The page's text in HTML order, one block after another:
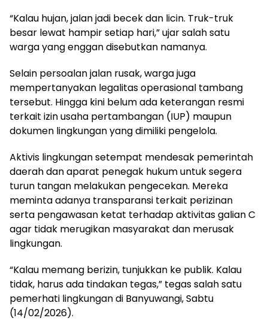
“Kalau hujan, jalan jadi becek dan licin. Truk-truk
besar lewat hampir setiap hari,” ujar salah satu
warga yang enggan disebutkan namanya.
Selain persoalan jalan rusak, warga juga
mempertanyakan legalitas operasional tambang
tersebut. Hingga kini belum ada keterangan resmi
terkait izin usaha pertambangan (IUP) maupun
dokumen lingkungan yang dimiliki pengelola.
Aktivis lingkungan setempat mendesak pemerintah
daerah dan aparat penegak hukum untuk segera
turun tangan melakukan pengecekan. Mereka
meminta adanya transparansi terkait perizinan
serta pengawasan ketat terhadap aktivitas galian C
agar tidak merugikan masyarakat dan merusak
lingkungan.
“Kalau memang berizin, tunjukkan ke publik. Kalau
tidak, harus ada tindakan tegas,” tegas salah satu
pemerhati lingkungan di Banyuwangi, Sabtu
(14/02/2026).